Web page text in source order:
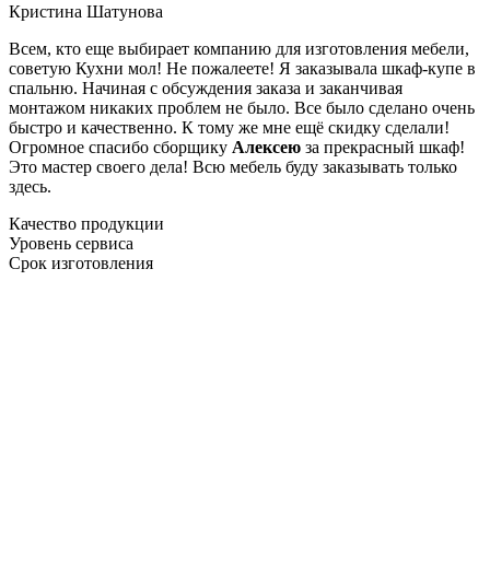
Кристина Шатунова
Всем, кто еще выбирает компанию для изготовления мебели,
советую Кухни мол! Не пожалеете! Я заказывала шкаф-купе в
спальню. Начиная с обсуждения заказа и заканчивая
монтажом никаких проблем не было. Все было сделано очень
быстро и качественно. К тому же мне ещё скидку сделали!
Огромное спасибо сборщику Алексею за прекрасный шкаф!
Это мастер своего дела! Всю мебель буду заказывать только
здесь.
Качество продукции
Уровень сервиса
Срок изготовления